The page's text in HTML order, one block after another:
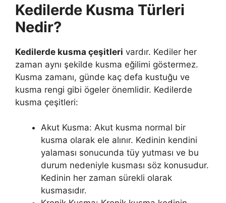
Kedilerde Kusma Türleri
Nedir?
Kedilerde kusma çeşitleri vardır. Kediler her
zaman aynı şekilde kusma eğilimi göstermez.
Kusma zamanı, günde kaç defa kustuğu ve
kusma rengi gibi ögeler önemlidir. Kedilerde
kusma çeşitleri:
Akut Kusma: Akut kusma normal bir
kusma olarak ele alınır. Kedinin kendini
yalaması sonucunda tüy yutması ve bu
durum nedeniyle kusması söz konusudur.
Kedinin her zaman sürekli olarak
kusmasıdır.